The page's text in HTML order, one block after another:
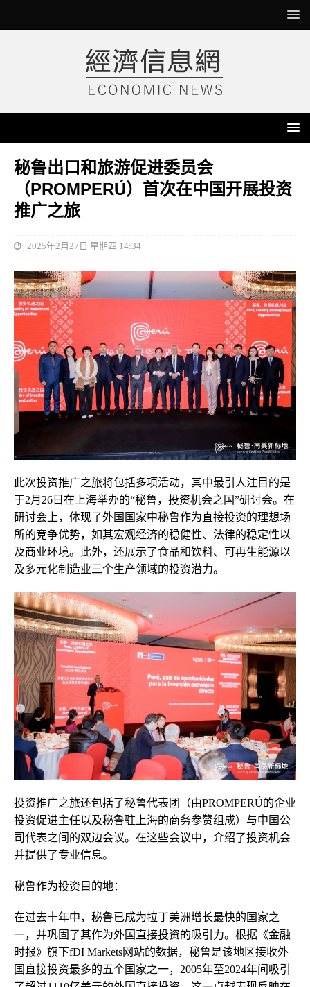
秘鲁出口和旅游促进委员会
（PROMPERÚ）首次在中国开展投资
推广之旅
2025年2月27日 星期四 14:34
此次投资推广之旅将包括多项活动，其中最引人注目的是
于2月26日在上海举办的“秘鲁，投资机会之国”研讨会。在
研讨会上，体现了外国国家中秘鲁作为直接投资的理想场
所的竞争优势，如其宏观经济的稳健性、法律的稳定性以
及商业环境。此外，还展示了食品和饮料、可再生能源以
及多元化制造业三个生产领域的投资潜力。
投资推广之旅还包括了秘鲁代表团（由PROMPERÚ的企业
投资促进主任以及秘鲁驻上海的商务参赞组成）与中国公
司代表之间的双边会议。在这些会议中，介绍了投资机会
并提供了专业信息。
秘鲁作为投资目的地：
在过去十年中，秘鲁已成为拉丁美洲增长最快的国家之
一，并巩固了其作为外国直接投资的吸引力。根据《金融
时报》旗下fDI Markets网站的数据，秘鲁是该地区接收外
国直接投资最多的五个国家之一，2005年至2024年间吸引